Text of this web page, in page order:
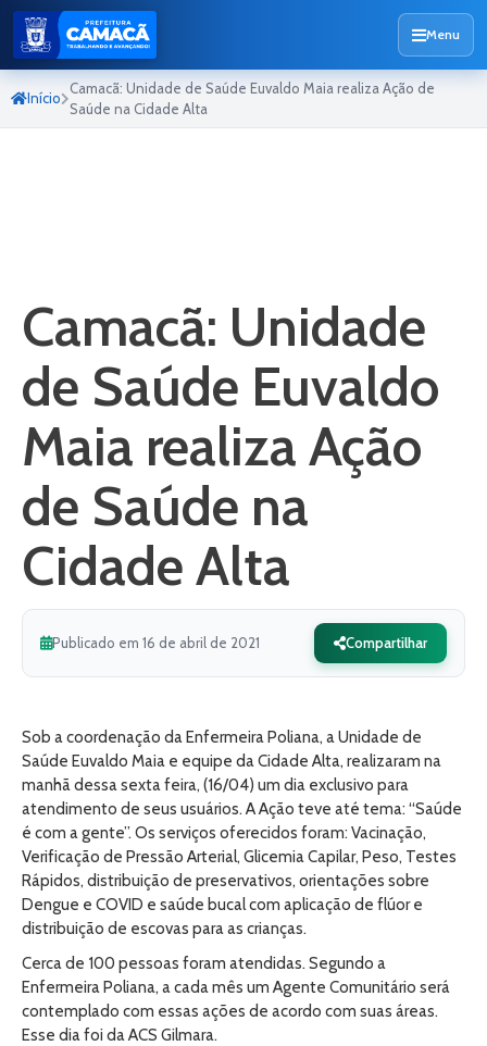
Menu
Início
Camacã: Unidade de Saúde Euvaldo Maia realiza Ação de
Saúde na Cidade Alta
Camacã: Unidade
de Saúde Euvaldo
Maia realiza Ação
de Saúde na
Cidade Alta
Publicado em 16 de abril de 2021 Compartilhar
Sob a coordenação da Enfermeira Poliana, a Unidade de
Saúde Euvaldo Maia e equipe da Cidade Alta, realizaram na
manhã dessa sexta feira, (16/04) um dia exclusivo para
atendimento de seus usuários. A Ação teve até tema: “Saúde
é com a gente”. Os serviços oferecidos foram: Vacinação,
Verificação de Pressão Arterial, Glicemia Capilar, Peso, Testes
Rápidos, distribuição de preservativos, orientações sobre
Dengue e COVID e saúde bucal com aplicação de flúor e
distribuição de escovas para as crianças.
Cerca de 100 pessoas foram atendidas. Segundo a
Enfermeira Poliana, a cada mês um Agente Comunitário será
contemplado com essas ações de acordo com suas áreas.
Esse dia foi da ACS Gilmara.